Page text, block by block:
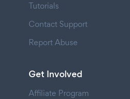
Tutorials
Contact Support
Report Abuse
Get Involved
Affiliate Program